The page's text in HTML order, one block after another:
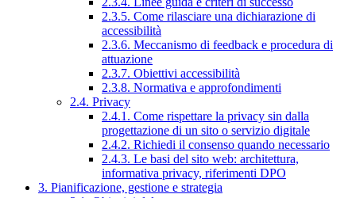
2.3.5. Come rilasciare una dichiarazione di
accessibilità
2.3.6. Meccanismo di feedback e procedura di
attuazione
2.3.7. Obiettivi accessibilità
2.3.8. Normativa e approfondimenti
2.4. Privacy
2.4.1. Come rispettare la privacy sin dalla
progettazione di un sito o servizio digitale
2.4.2. Richiedi il consenso quando necessario
2.4.3. Le basi del sito web: architettura,
informativa privacy, riferimenti DPO
3. Pianificazione, gestione e strategia